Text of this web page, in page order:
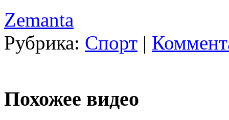
Zemanta
Рубрика: Спорт |
Похожее видео